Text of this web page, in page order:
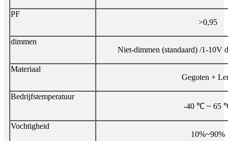
PF
>0,95
dimmen
Niet-dimmen (standaard) /1-10V
Materiaal
Gegoten +
Bedrijfstemperatuur
-40 ℃ ~ 65
Vochtigheid
10%~90%